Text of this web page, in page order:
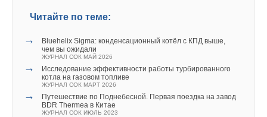
Читайте по теме:
→
Bluehelix Sigma: конденсационный котёл с КПД выше,
чем вы ожидали
ЖУРНАЛ СОК МАЙ 2026
→
Исследование эффективности работы турбированного
котла на газовом топливе
ЖУРНАЛ СОК МАРТ 2026
→
Путешествие по Поднебесной. Первая поездка на завод
BDR Thermea в Китае
ЖУРНАЛ СОК ИЮЛЬ 2023